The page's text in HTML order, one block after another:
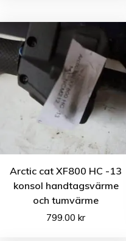
Arctic cat XF800 HC -13
konsol handtagsvärme
och tumvärme
799.00kr